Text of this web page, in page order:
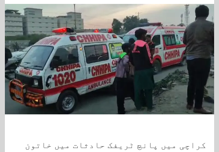
کراچی میں پانچ ٹریفک حادثات میں خاتون